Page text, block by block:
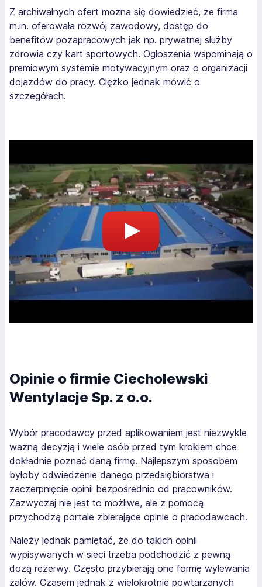
Z archiwalnych ofert można się dowiedzieć, że firma
m.in. oferowała rozwój zawodowy, dostęp do
benefitów pozapracowych jak np. prywatnej służby
zdrowia czy kart sportowych. Ogłoszenia wspominają o
premiowym systemie motywacyjnym oraz o organizacji
dojazdów do pracy. Ciężko jednak mówić o
szczegółach.
Opinie o firmie Ciecholewski
Wentylacje Sp. z o.o.
Wybór pracodawcy przed aplikowaniem jest niezwykle
ważną decyzją i wiele osób przed tym krokiem chce
dokładnie poznać daną firmę. Najlepszym sposobem
byłoby odwiedzenie danego przedsiębiorstwa i
zaczerpnięcie opinii bezpośrednio od pracowników.
Zazwyczaj nie jest to możliwe, ale z pomocą
przychodzą portale zbierające opinie o pracodawcach.
Należy jednak pamiętać, że do takich opinii
wypisywanych w sieci trzeba podchodzić z pewną
dozą rezerwy. Często przybierają one formę wylewania
żalów. Czasem jednak z wielokrotnie powtarzanych